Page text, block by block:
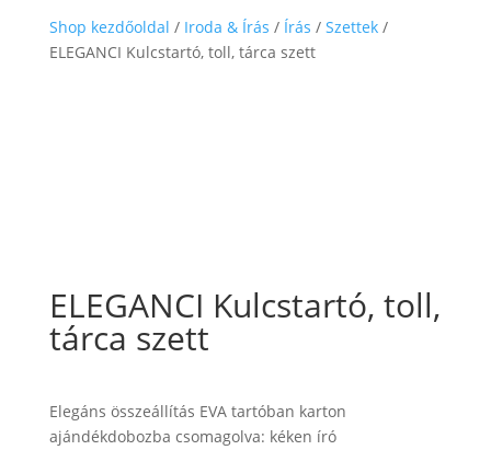
Shop kezdőoldal / Iroda & Írás / Írás / Szettek/
ELEGANCI Kulcstartó, toll, tárca szett
ELEGANCI Kulcstartó, toll,
tárca szett
Elegáns összeállítás EVA tartóban karton
ajándékdobozba csomagolva: kéken író